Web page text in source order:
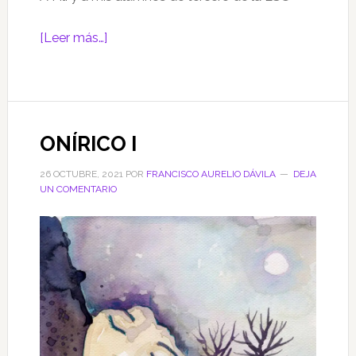
[Leer más…]acerca
ONÍRICO I
26 OCTUBRE, 2021POR FRANCISCO AURELIO DÁVILA
DEJA
UN COMENTARIO